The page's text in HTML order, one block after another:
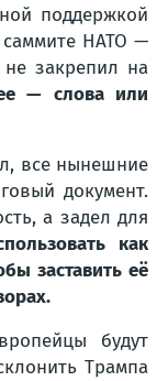
поддержкой
НАТО —
закрепил на
— слова или
все нынешние
документ.
а задел для
как
заставить её
будут
Трампа